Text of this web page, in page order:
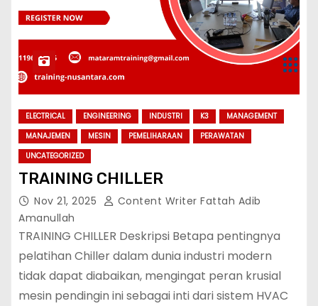
ELECTRICAL ENGINEERING INDUSTRI K3
MANAGEMENT
MANAJEMEN
MESIN PEMELIHARAAN
PERAWATAN
UNCATEGORIZED
TRAINING CHILLER
Nov 21, 2025
Content Writer Fattah Adib
Amanullah
TRAINING CHILLER Deskripsi Betapa pentingnya
pelatihan Chiller dalam dunia industri modern
tidak dapat diabaikan, mengingat peran krusial
mesin pendingin ini sebagai inti dari sistem HVAC